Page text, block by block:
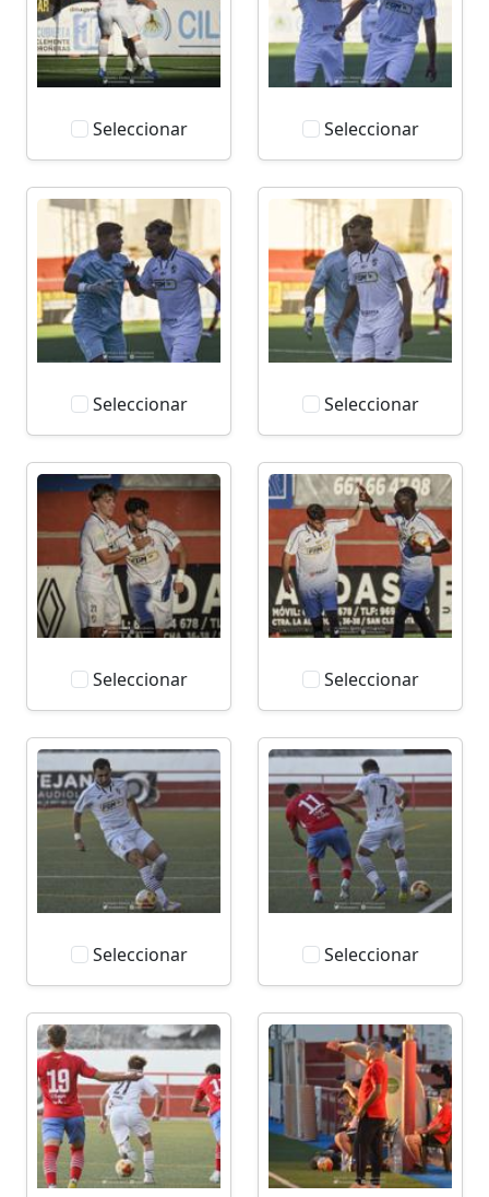
Seleccionar Seleccionar
Seleccionar Seleccionar
Seleccionar Seleccionar
Seleccionar Seleccionar